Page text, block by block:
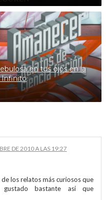
en tus ojos en la
Infinito
DE 2010 A LAS 19:27
los relatos más curiosos que
bastante así que